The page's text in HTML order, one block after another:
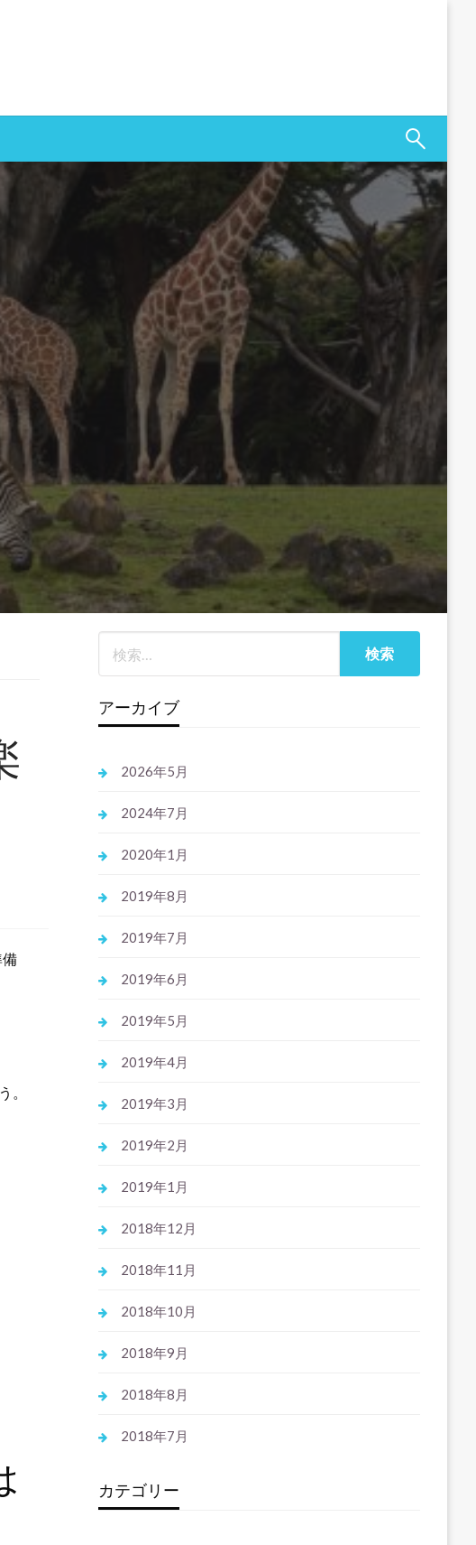
。
アーカイブ
2026年5月
2024年7月
2020年1月
2019年8月
2019年7月
2019年6月
2019年5月
2019年4月
2019年3月
2019年2月
2019年1月
2018年12月
2018年11月
2018年10月
2018年9月
2018年8月
2018年7月
カテゴリー